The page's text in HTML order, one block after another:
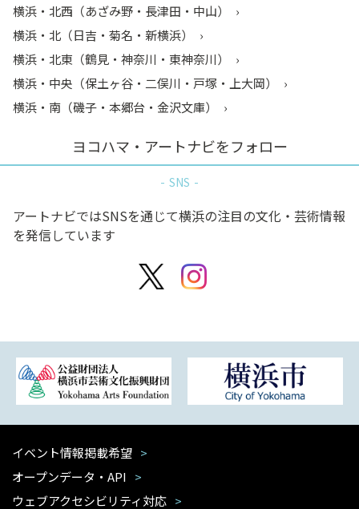
横浜・北西（あざみ野・長津田・中山）
横浜・北（日吉・菊名・新横浜）
横浜・北東（鶴見・神奈川・東神奈川）
横浜・中央（保土ヶ谷・二俣川・戸塚・上大岡）
横浜・南（磯子・本郷台・金沢文庫）
ヨコハマ・アートナビをフォロー
SNS
アートナビではSNSを通じて横浜の注目の文化・芸術情報
を発信しています
イベント情報掲載希望
オープンデータ・API
ウェブアクセシビリティ対応